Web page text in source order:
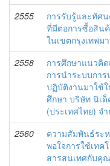
2555
การรับรู้และทัศ
ที่มีต่อการซื้อสิน
ในเขตกรุงเทพม
2558
การศึกษาแนวคิ
การนำระบบการ
ปฏิบัติงานมาใช้
ศึกษา บริษัท นิเ
(ประเทศไทย) จ
2560
ความสัมพันธ์ระ
พอใจการใช้เทค
สารสนเทศกับคุ